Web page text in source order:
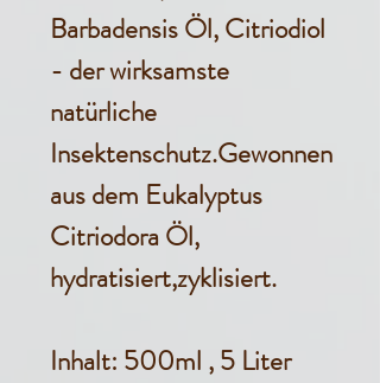
Barbadensis Öl, Citriodiol
- der wirksamste
natürliche
Insektenschutz.Gewonnen
aus dem Eukalyptus
Citriodora Öl,
hydratisiert,zyklisiert.
Inhalt: 500ml , 5 Liter